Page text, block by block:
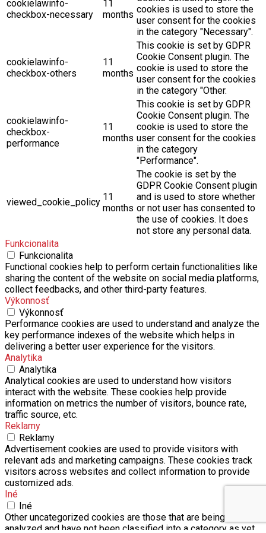
in the category "Necessary".
This cookie is set by GDPR
Cookie Consent plugin. The
cookie is used to store the
user consent for the cookies
in the category "Other.
performance
This cookie is set by GDPR
Cookie Consent plugin. The
cookie is used to store the
user consent for the cookies
in the category
"Performance".
The cookie is set by the
GDPR Cookie Consent plugin
and is used to store whether
or not user has consented to
the use of cookies. It does
not store any personal data.
Functional cookies help to perform certain functionalities like
sharing the content of the website on social media platforms,
collect feedbacks, and other third-party features.
Výkonnosť
Výkonnosť
Performance cookies are used to understand and analyze the
key performance indexes of the website which helps in
delivering a better user experience for the visitors.
Analytika
Analytika
Analytical cookies are used to understand how visitors
interact with the website. These cookies help provide
information on metrics the number of visitors, bounce rate,
traffic source, etc.
Reklamy
Reklamy
Advertisement cookies are used to provide visitors with
relevant ads and marketing campaigns. These cookies track
visitors across websites and collect information to provide
customized ads.
Iné
Iné
Other uncategorized cookies are those that are being
analyzed and have not been classified into a category as yet.
ULOŽIŤ A PRIJAŤ